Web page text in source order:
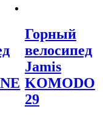
Горный
велосипед
Jamis
KOMODO
29